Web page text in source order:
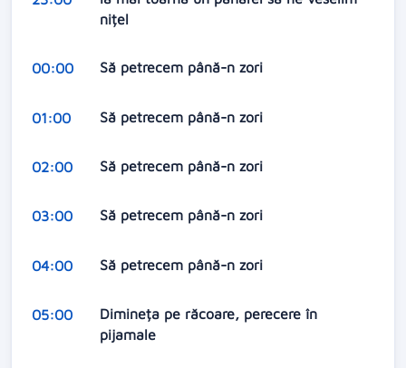
nițel
00:00 Să petrecem până-n zori
01:00 Să petrecem până-n zori
02:00 Să petrecem până-n zori
03:00 Să petrecem până-n zori
04:00 Să petrecem până-n zori
05:00
Dimineța pe răcoare, perecere în
pijamale